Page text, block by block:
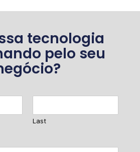
tecnologia
pelo seu
Last